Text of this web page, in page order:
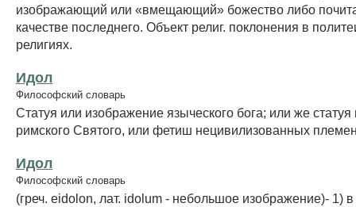
изображающий или «вмещающий» божество либо
качестве последнего. Объект религ. поклонения в
религиях.
Идол
Философский словарь
Статуя или изображение языческого бога; или же статуя
римского Святого, или фетиш нецивилизованных
Идол
Философский словарь
(греч. eidolon, лат. idolum - небольшое изображение)- 1)